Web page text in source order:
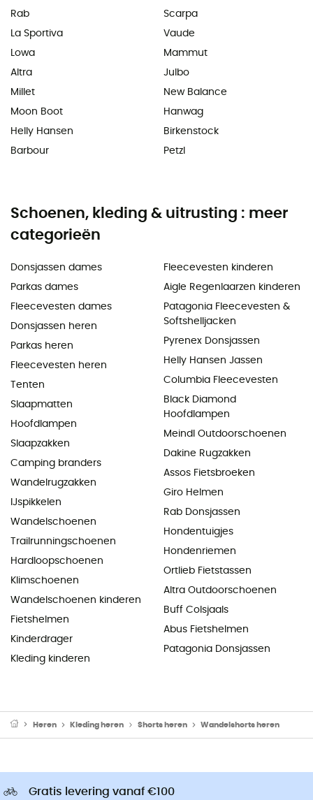
Rab
La Sportiva
Lowa
Altra
Millet
Moon Boot
Helly Hansen
Barbour
Scarpa
Vaude
Mammut
Julbo
New Balance
Hanwag
Birkenstock
Petzl
Schoenen, kleding & uitrusting : meer
categorieën
Donsjassen dames
Parkas dames
Fleecevesten dames
Donsjassen heren
Parkas heren
Fleecevesten heren
Tenten
Slaapmatten
Hoofdlampen
Slaapzakken
Camping branders
Wandelrugzakken
IJspikkelen
Wandelschoenen
Trailrunningschoenen
Hardloopschoenen
Klimschoenen
Wandelschoenen kinderen
Fietshelmen
Kinderdrager
Kleding kinderen
Fleecevesten kinderen
Aigle Regenlaarzen kinderen
Patagonia Fleecevesten &
Softshelljacken
Pyrenex Donsjassen
Helly Hansen Jassen
Columbia Fleecevesten
Black Diamond
Hoofdlampen
Meindl Outdoorschoenen
Dakine Rugzakken
Assos Fietsbroeken
Giro Helmen
Rab Donsjassen
Hondentuigjes
Hondenriemen
Ortlieb Fietstassen
Altra Outdoorschoenen
Buff Colsjaals
Abus Fietshelmen
Patagonia Donsjassen
Heren Kleding heren Shorts heren Wandelshorts heren
Gratis levering vanaf €100